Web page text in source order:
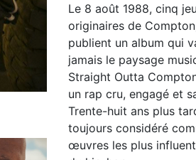
Le 8 août 1988, cinq
originaires de
publient un album qui
jamais le paysage
Straight Outta
un rap cru, engagé et
Trente-huit ans plus
toujours considéré
œuvres les plus